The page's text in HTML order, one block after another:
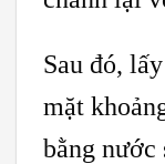
Sau đó,
mặt
bằng nước